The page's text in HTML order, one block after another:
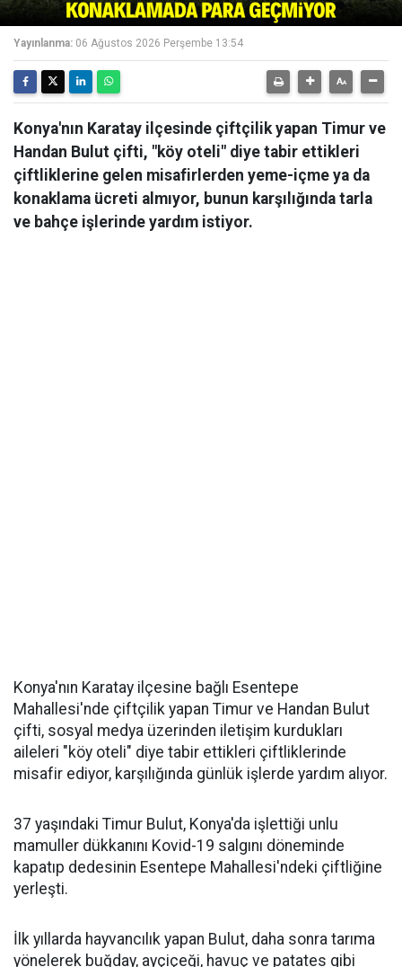
Yayınlanma: 06 Ağustos 2026 Perşembe 13:54
Konya'nın Karatay ilçesinde çiftçilik yapan Timur ve
Handan Bulut çifti, "köy oteli" diye tabir ettikleri
çiftliklerine gelen misafirlerden yeme-içme ya da
konaklama ücreti almıyor, bunun karşılığında tarla
ve bahçe işlerinde yardım istiyor.
Konya'nın Karatay ilçesine bağlı Esentepe
Mahallesi'nde çiftçilik yapan Timur ve Handan Bulut
çifti, sosyal medya üzerinden iletişim kurdukları
aileleri "köy oteli" diye tabir ettikleri çiftliklerinde
misafir ediyor, karşılığında günlük işlerde yardım alıyor.
37 yaşındaki Timur Bulut, Konya'da işlettiği unlu
mamuller dükkanını Kovid-19 salgını döneminde
kapatıp dedesinin Esentepe Mahallesi'ndeki çiftliğine
yerleşti.
İlk yıllarda hayvancılık yapan Bulut, daha sonra tarıma
yönelerek buğday, ayçiçeği, havuç ve patates gibi